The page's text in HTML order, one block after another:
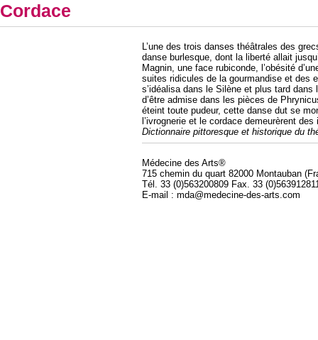
Cordace
L’une des trois danses théâtrales des
danse burlesque, dont la liberté allait
Magnin, une face rubiconde, l’obésité
suites ridicules de la gourmandise et des
s’idéalisa dans le Silène et plus tard
d’être admise dans les pièces de
éteint toute pudeur, cette danse dut se
l’ivrognerie et le cordace demeurèrent
Dictionnaire pittoresque et historique du
Médecine des Arts®
715 chemin du quart 82000 Montauban
Tél. 33 (0)563200809 Fax. 33
E-mail : mda@medecine-des-arts.com